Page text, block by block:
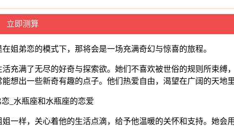
姐弟恋的模式下，那将会是一场充满奇幻与惊喜的旅程。
充满了无尽的好奇与探索欲。她们不喜欢被世俗的规则所束缚
想出一些新奇有趣的点子。他们热爱自由，渴望在广阔的天地
一样，关心着他的生活点滴，给予他温暖的关怀和支持。她会